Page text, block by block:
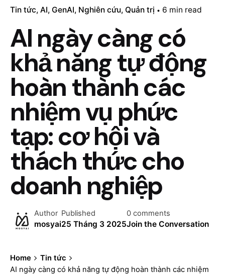
Tin tức AI GenAI Nghiên cứu Quản trị 6 min read
AI ngày càng có
khả năng tự động
hoàn thành các
nhiệm vụ phức
tạp: cơ hội và
thách thức cho
doanh nghiệp
Author
mosyai
Published
25 Tháng 3 2025
0 comments
Join the Conversation
Home
Tin tức
AI ngày càng có khả năng tự động hoàn thành các nhiệm